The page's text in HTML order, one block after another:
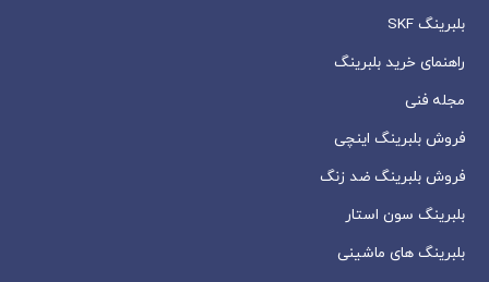
بلبرینگ SKF
راهنمای خرید بلبرینگ
مجله فنی
فروش بلبرینگ اینچی
فروش بلبرینگ ضد زنگ
بلبرینگ سون استار
بلبرینگ های ماشینی